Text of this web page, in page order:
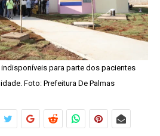
para parte dos pacientes
Foto: Prefeitura De Palmas